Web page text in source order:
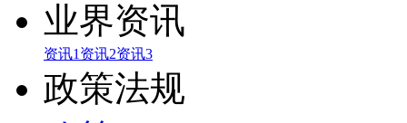
业界资讯
资讯1 资讯2资讯3
政策法规